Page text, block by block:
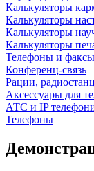
Калькуляторы
Калькуляторы
Калькуляторы
Калькуляторы
Телефоны и
Конференц-связь
Рации,
Аксессуары для
АТС и IP
Телефоны